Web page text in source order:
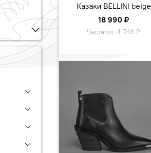
Казаки BELLINI beige
18 990 ₽
Частями:4 748 ₽